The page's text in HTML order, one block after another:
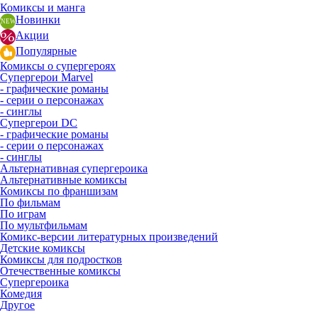
Комиксы и манга
Новинки
Акции
Популярные
Комиксы о супергероях
Супергерои Marvel
- графические романы
- серии о персонажах
- синглы
Супергерои DC
- графические романы
- серии о персонажах
- синглы
Альтернативная супергероика
Альтернативные комиксы
Комиксы по франшизам
По фильмам
По играм
По мультфильмам
Комикс-версии литературных произведений
Детские комиксы
Комиксы для подростков
Отечественные комиксы
Супергероика
Комедия
Другое